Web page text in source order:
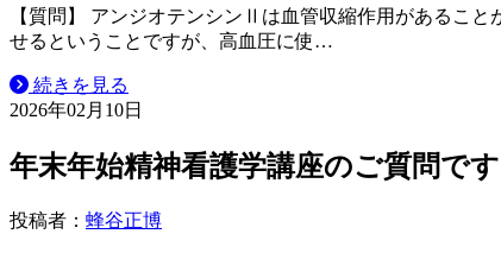
【質問】 アンジオテンシンⅡは血管収縮作用があるこ
せるということですが、高血圧に使…
続きを見る
2026年02月10日
年末年始精神看護学講座のご質問です
投稿者： 蜂谷正博